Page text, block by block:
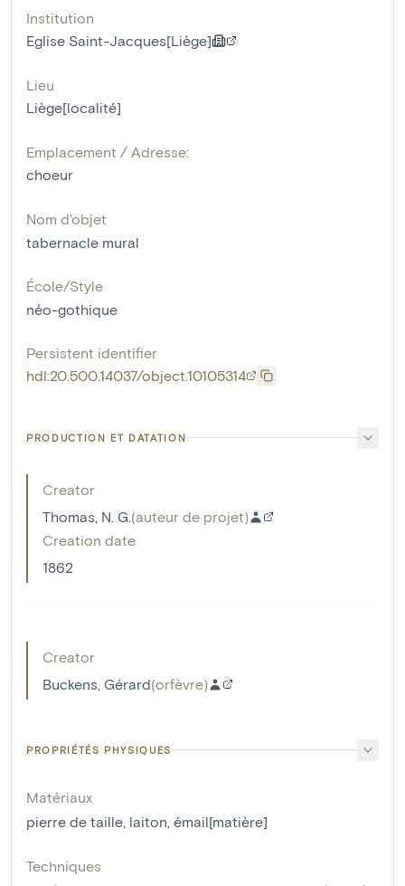
Institution
Eglise Saint-Jacques[Liège]
Lieu
Liège[localité]
Emplacement / Adresse:
choeur
Nom d'objet
tabernacle mural
École/Style
néo-gothique
Persistent identifier
hdl:20.500.14037/object.10105314
PRODUCTION ET DATATION
Creator
Thomas, N. G. (auteur de projet)
Creation date
1862
Creator
Buckens, Gérard(orfèvre)
PROPRIÉTÉS PHYSIQUES
Matériaux
pierre de taille laiton émail[matière]
Techniques